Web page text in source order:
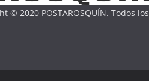
© 2020 POSTAROSQUÍN. Todos los